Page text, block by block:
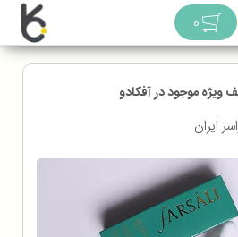
0
ویژه موجود در آفکادو
ایران